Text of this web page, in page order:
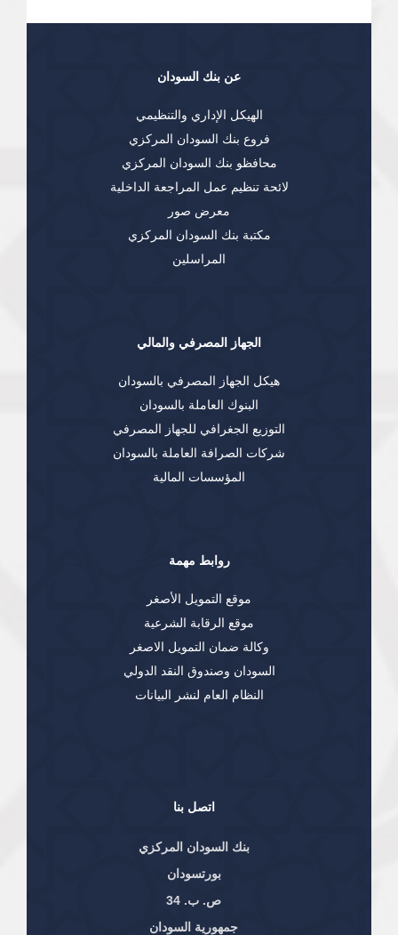
اتصل بنا
بنك السودان المركزي
بورتسودان
ص. ب. 34
جمهورية السودان
عن بنك السودان
الهيكل الإداري والتنظيمي
فروع بنك السودان المركزي
محافظو بنك السودان المركزي
لائحة تنظيم عمل المراجعة الداخلية
معرض صور
مكتبة بنك السودان المركزي
المراسلين
الجهاز المصرفي والمالي
هيكل الجهاز المصرفي بالسودان
البنوك العاملة بالسودان
التوزيع الجغرافي للجهاز المصرفي
شركات الصرافة العاملة بالسودان
المؤسسات المالية
روابط مهمة
موقع التمويل الأصغر
موقع الرقابة الشرعية
وكالة ضمان التمويل الاصغر
السودان وصندوق النقد الدولي
النظام العام لنشر البيانات